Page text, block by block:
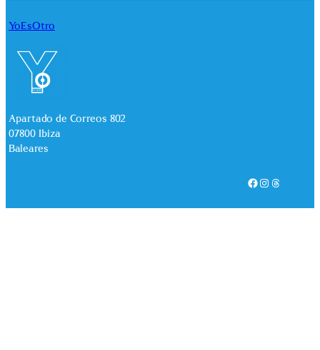
YoEsOtro
Apartado de Correos 802
07800 Ibiza
Baleares
Facebook
Instagram
Threads